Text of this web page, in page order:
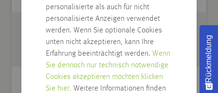
personalisierte als auch für nicht
personalisierte Anzeigen verwendet
werden. Wenn Sie optionale Cookies
unten nicht akzeptieren, kann Ihre
Erfahrung beeinträchtigt werden. Wenn
Sie dennoch nur technisch notwendige
Cookies akzeptieren möchten klicken
Sie hier. Weitere Informationen finden
Bostik
Eco Plus Wood H550
Artikel Nr. L05.120 Rückmeldung